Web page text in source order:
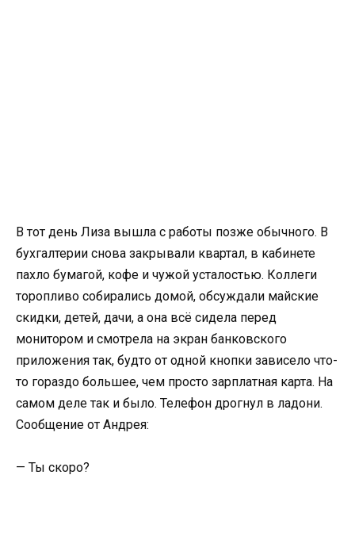
В тот день Лиза вышла с работы позже обычного. В
бухгалтерии снова закрывали квартал, в кабинете
пахло бумагой, кофе и чужой усталостью. Коллеги
торопливо собирались домой, обсуждали майские
скидки, детей, дачи, а она всё сидела перед
монитором и смотрела на экран банковского
приложения так, будто от одной кнопки зависело что-
то гораздо большее, чем просто зарплатная карта. На
самом деле так и было. Телефон дрогнул в ладони.
Сообщение от Андрея:
— Ты скоро?